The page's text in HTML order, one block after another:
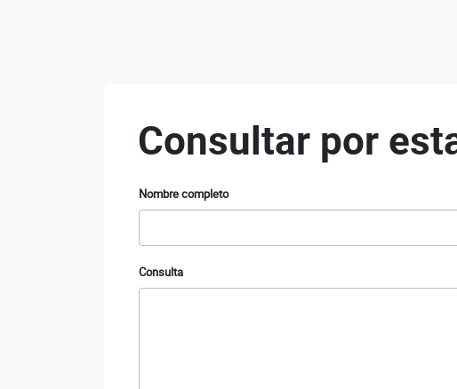
Consultar por
Nombre completo
Consulta